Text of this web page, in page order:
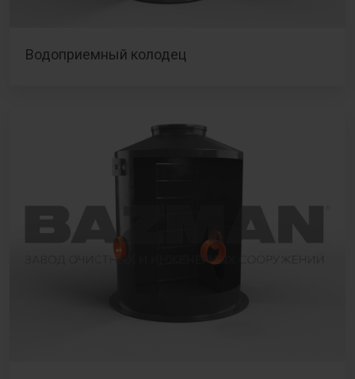
Водоприемный колодец